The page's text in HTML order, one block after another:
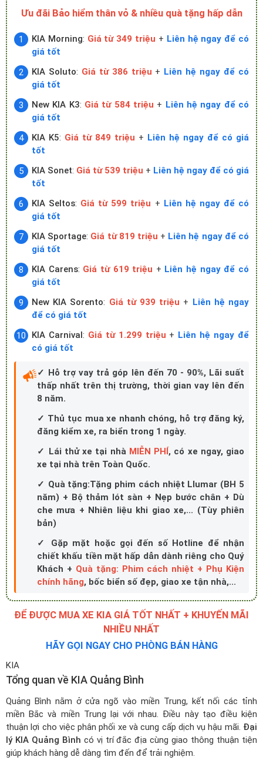
Ưu đãi Bảo hiểm thân vỏ & nhiều quà tặng hấp dẫn
KIA Morning: Giá từ 349 triệu + Liên hệ ngay để có
giá tốt
KIA Soluto: Giá từ 386 triệu + Liên hệ ngay để có
giá tốt
New KIA K3: Giá từ 584 triệu + Liên hệ ngay để có
giá tốt
KIA K5: Giá từ 849 triệu + Liên hệ ngay để có giá
tốt
KIA Sonet: Giá từ 539 triệu + Liên hệ ngay để có giá
tốt
KIA Seltos: Giá từ 599 triệu + Liên hệ ngay để có
giá tốt
KIA Sportage: Giá từ 819 triệu + Liên hệ ngay để có
giá tốt
KIA Carens: Giá từ 619 triệu + Liên hệ ngay để có
giá tốt
New KIA Sorento: Giá từ 939 triệu + Liên hệ ngay
để có giá tốt
KIA Carnival: Giá từ 1.299 triệu + Liên hệ ngay để
có giá tốt
✓ Hỗ trợ vay trả góp lên đến 70 - 90%, Lãi suất
thấp nhất trên thị trường, thời gian vay lên đến
8 năm.
✓ Thủ tục mua xe nhanh chóng, hỗ trợ đăng ký,
đăng kiểm xe, ra biển trong 1 ngày.
✓ Lái thử xe tại nhà MIỄN PHÍ, có xe ngay, giao
xe tại nhà trên Toàn Quốc.
✓ Quà tặng:Tặng phim cách nhiệt Llumar (BH 5
năm) + Bộ thảm lót sàn + Nẹp bước chân + Dù
che mưa + Nhiên liệu khi giao xe,... (Tùy phiên
bản)
✓ Gặp mặt hoặc gọi đến số Hotline để nhận
chiết khấu tiền mặt hấp dẫn dành riêng cho Quý
Khách + Quà tặng: Phim cách nhiệt + Phụ Kiện
chính hãng, bốc biển số đẹp, giao xe tận nhà,...
ĐỂ ĐƯỢC MUA XE KIA GIÁ TỐT NHẤT + KHUYẾN MÃI
NHIỀU NHẤT
HÃY GỌI NGAY CHO PHÒNG BÁN HÀNG
KIA
Tổng quan về KIA Quảng Bình
Quảng Bình nằm ở cửa ngõ vào miền Trung, kết nối các tỉnh
miền Bắc và miền Trung lại với nhau. Điều này tạo điều kiện
thuận lợi cho việc phân phối xe và cung cấp dịch vụ hậu mãi. Đại
lý KIA Quảng Bình có vị trí đắc địa cùng giao thông thuận tiện
giúp khách hàng dễ dàng tìm đến để trải nghiệm.